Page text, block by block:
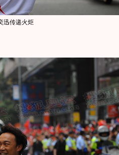
迅传递火炬